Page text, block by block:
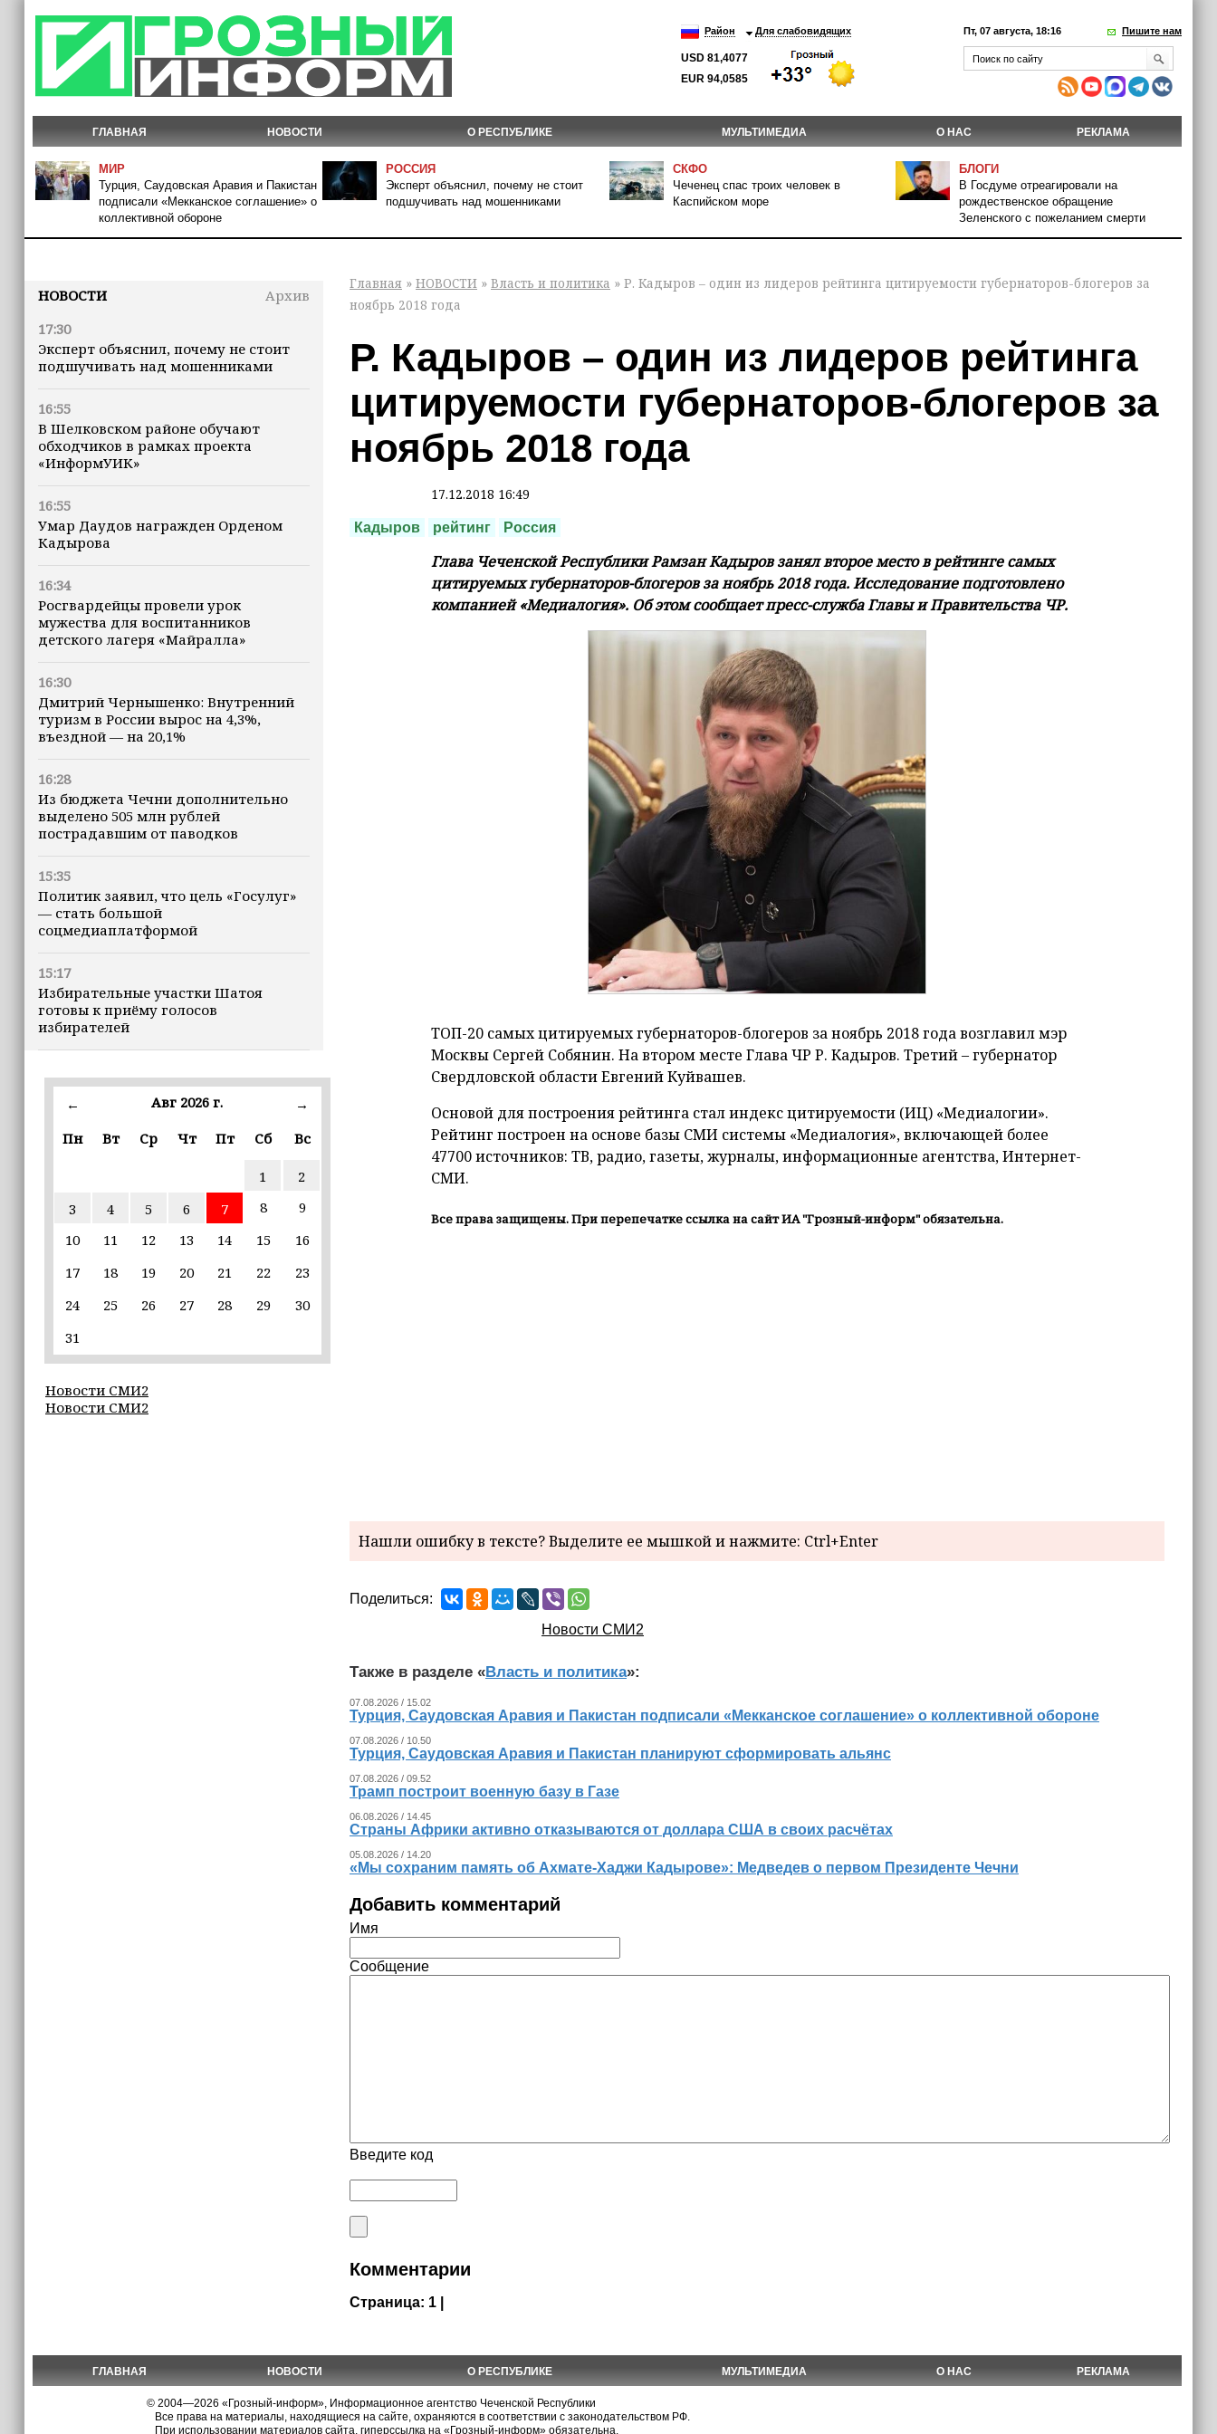
Район Для слабовидящих
USD 81,4077
EUR 94,0585
Пт, 07 августа, 18:16 Пишите нам
ГЛАВНАЯ НОВОСТИ О РЕСПУБЛИКЕ МУЛЬТИМЕДИА О НАС РЕКЛАМА
МИР
Турция, Саудовская Аравия и Пакистан
подписали «Мекканское соглашение» о
коллективной обороне
РОССИЯ
Эксперт объяснил, почему не стоит
подшучивать над мошенниками
СКФО
Чеченец спас троих человек в
Каспийском море
БЛОГИ
В Госдуме отреагировали на
рождественское обращение
Зеленского с пожеланием смерти
НОВОСТИ
Архив
17:30
Эксперт объяснил, почему не стоит
подшучивать над мошенниками
16:55
В Шелковском районе обучают
обходчиков в рамках проекта
«ИнформУИК»
16:55
Умар Даудов награжден Орденом
Кадырова
16:34
Росгвардейцы провели урок
мужества для воспитанников
детского лагеря «Майралла»
16:30
Дмитрий Чернышенко: Внутренний
туризм в России вырос на 4,3%,
въездной — на 20,1%
16:28
Из бюджета Чечни дополнительно
выделено 505 млн рублей
пострадавшим от паводков
15:35
Политик заявил, что цель «Госулуг»
— стать большой
соцмедиаплатформой
15:17
Избирательные участки Шатоя
готовы к приёму голосов
избирателей
Турция, Саудовская Аравия и
Пакистан подписали «Мекканское
Кадыров: сдача в плен становится
для многих военнослужащих ВСУ
единственной альтернативой гибели
(+видео)
14:44
Ахмат Кадыров удостоен звания
13:50
разработчикам разрабатывать
альтернативные клиенты
← Авг 2026 г.
→
Пн
Вт Ср Чт Пт Сб Вс
1
2
3
4 5 6 7 8
9
10
11 12 13 14 15
16
17
18 19 20 21 22
23
24
25 26 27 28 29
30
31
Новости СМИ2
Новости СМИ2
Главная » НОВОСТИ » Власть и политика » Р. Кадыров – один из лидеров рейтинга цитируемости губернаторов-блогеров за
ноябрь 2018 года
Р. Кадыров – один из лидеров рейтинга
цитируемости губернаторов-блогеров за
ноябрь 2018 года
17.12.2018 16:49
Кадыров рейтинг Россия
Глава Чеченской Республики Рамзан Кадыров занял второе место в рейтинге самых
цитируемых губернаторов-блогеров за ноябрь 2018 года. Исследование подготовлено
компанией «Медиалогия». Об этом сообщает пресс-служба Главы и Правительства ЧР.
ТОП-20 самых цитируемых губернаторов-блогеров за ноябрь 2018 года возглавил мэр
Москвы Сергей Собянин. На втором месте Глава ЧР Р. Кадыров. Третий – губернатор
Свердловской области Евгений Куйвашев.
Основой для построения рейтинга стал индекс цитируемости (ИЦ) «Медиалогии».
Рейтинг построен на основе базы СМИ системы «Медиалогия», включающей более
47700 источников: ТВ, радио, газеты, журналы, информационные агентства, Интернет-
СМИ.
Все права защищены. При перепечатке ссылка на сайт ИА "Грозный-информ" обязательна.
Нашли ошибку в тексте? Выделите ее мышкой и нажмите: Ctrl+Enter
Поделиться:
Новости СМИ2
Также в разделе «Власть и политика»:
07.08.2026 / 15.02
Турция, Саудовская Аравия и Пакистан подписали «Мекканское соглашение» о коллективной обороне
07.08.2026 / 10.50
Турция, Саудовская Аравия и Пакистан планируют сформировать альянс
07.08.2026 / 09.52
Трамп построит военную базу в Газе
06.08.2026 / 14.45
Страны Африки активно отказываются от доллара США в своих расчётах
05.08.2026 / 14.20
«Мы сохраним память об Ахмате-Хаджи Кадырове»: Медведев о первом Президенте Чечни
Добавить комментарий
Имя
Сообщение
Введите код
Комментарии
Страница: 1 |
ГЛАВНАЯ НОВОСТИ О РЕСПУБЛИКЕ МУЛЬТИМЕДИА О НАС РЕКЛАМА
© 2004—2026 «Грозный-информ», Информационное агентство Чеченской Республики
Все права на материалы, находящиеся на сайте, охраняются в соответствии с законодательством РФ.
При использовании материалов сайта, гиперссылка на «Грозный-информ» обязательна.